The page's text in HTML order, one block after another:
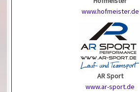
www.hofmeister.de
AR Sport
www.ar-sport.de